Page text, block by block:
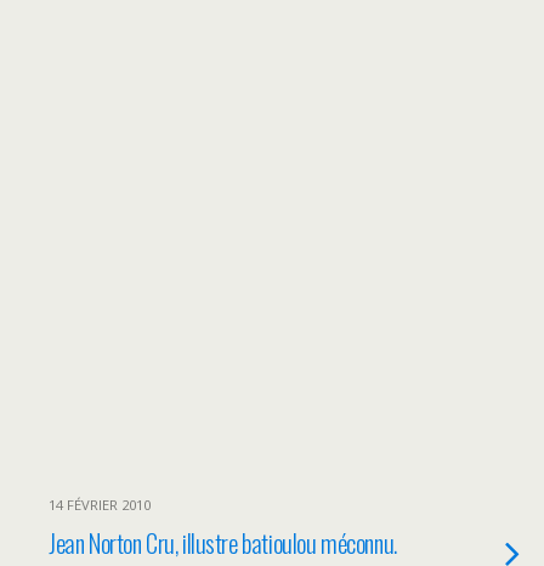
14 FÉVRIER 2010
Jean Norton Cru, illustre batioulou méconnu.